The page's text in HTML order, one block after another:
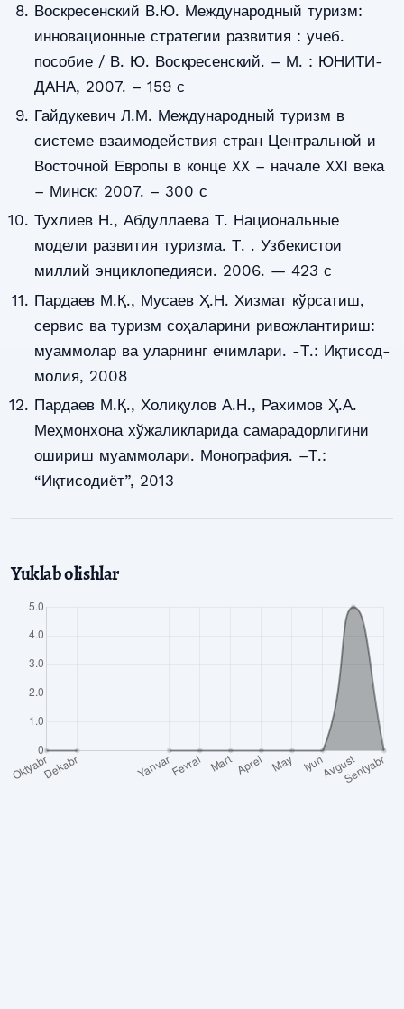
Воскресенский В.Ю. Международный туризм:
инновационные стратегии развития : учеб.
пособие / В. Ю. Воскресенский. – М. : ЮНИТИ-
ДАНА, 2007. – 159 с
Гайдукевич Л.М. Международный туризм в
системе взаимодействия стран Центральной и
Восточной Европы в конце XX – начале XXI века
– Минск: 2007. – 300 с
Тухлиев Н., Абдуллаева Т. Национальные
модели развития туризма. Т. . Узбекистои
миллий энциклопедияси. 2006. — 423 с
Пардаев М.Қ., Мусаев Ҳ.Н. Хизмат кўрсатиш,
сервис ва туризм соҳаларини ривожлантириш:
муаммолар ва уларнинг ечимлари. -Т.: Иқтисод-
молия, 2008
Пардаев М.Қ., Холиқулов А.Н., Рахимов Ҳ.А.
Меҳмонхона хўжаликларида самарадорлигини
ошириш муаммолари. Монография. –Т.:
“Иқтисодиёт”, 2013
Yuklab olishlar